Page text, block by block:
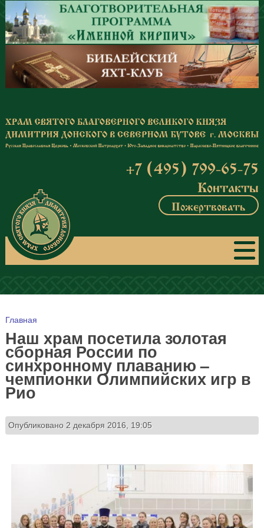
Перейти к основному содержанию
+7 (495) 799-65-75
Контакты
Пожертвовать
Вы здесь
Главная
Наш храм посетила золотая
сборная России по
синхронному плаванию –
чемпионки Олимпийских игр в
Рио
Опубликовано 2 декабря 2016, 19:05